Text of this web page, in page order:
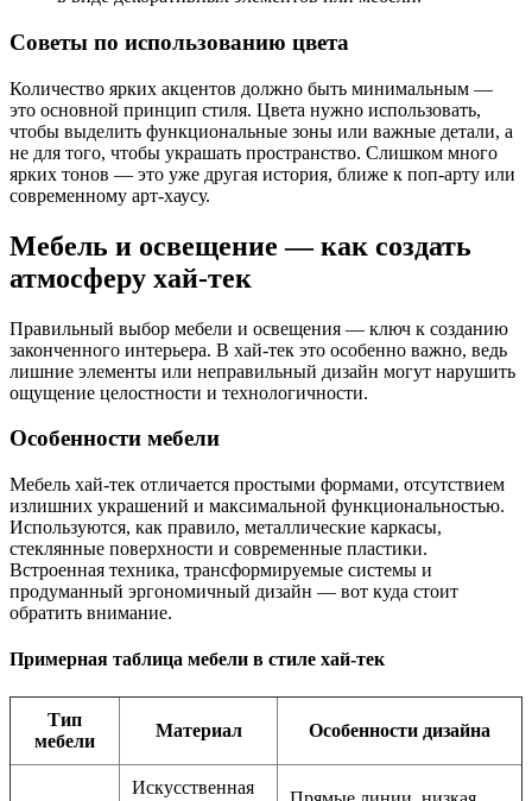
Советы по использованию цвета
Количество ярких акцентов должно быть минимальным —
это основной принцип стиля. Цвета нужно использовать,
чтобы выделить функциональные зоны или важные детали, а
не для того, чтобы украшать пространство. Слишком много
ярких тонов — это уже другая история, ближе к поп-арту или
современному арт-хаусу.
Мебель и освещение — как создать
атмосферу хай-тек
Правильный выбор мебели и освещения — ключ к созданию
законченного интерьера. В хай-тек это особенно важно, ведь
лишние элементы или неправильный дизайн могут нарушить
ощущение целостности и технологичности.
Особенности мебели
Мебель хай-тек отличается простыми формами, отсутствием
излишних украшений и максимальной функциональностью.
Используются, как правило, металлические каркасы,
стеклянные поверхности и современные пластики.
Встроенная техника, трансформируемые системы и
продуманный эргономичный дизайн — вот куда стоит
обратить внимание.
Примерная таблица мебели в стиле хай-тек
Тип
мебели
Материал Особенности дизайна
Искусственная